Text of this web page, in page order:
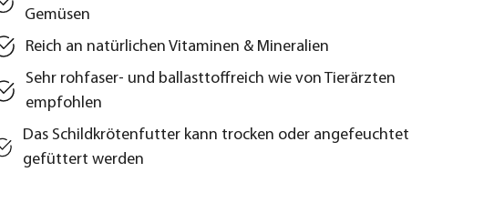
Gemüsen
Reich an natürlichen Vitaminen & Mineralien
Sehr rohfaser- und ballasttoffreich wie von Tierärzten
empfohlen
Das Schildkrötenfutter kann trocken oder angefeuchtet
gefüttert werden